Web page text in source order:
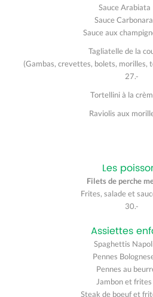
Sauce Arabiata
Sauce
Sauce aux
Tagliatelle de la
(Gambas, crevettes, bolets, morilles,
27.-
Tortellini à la
Raviolis aux
Les
Filets de perche
Frites, salade et
30.-
Assiettes
Spaghettis
Pennes
Pennes au
Jambon et
Steak de boeuf et